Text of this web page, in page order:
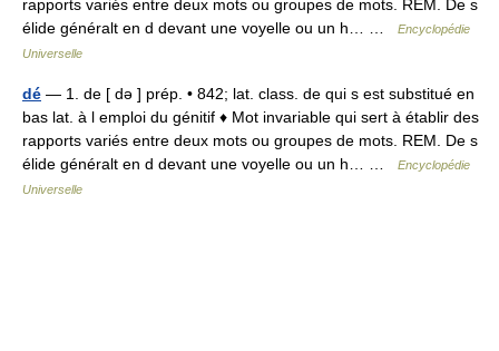
rapports variés entre deux mots ou groupes de mots. REM. De s
élide généralt en d devant une voyelle ou un h… …
Encyclopédie
Universelle
dé — 1. de [ də ] prép. • 842; lat. class. de qui s est substitué en
bas lat. à l emploi du génitif ♦ Mot invariable qui sert à établir des
rapports variés entre deux mots ou groupes de mots. REM. De s
élide généralt en d devant une voyelle ou un h… …
Encyclopédie
Universelle